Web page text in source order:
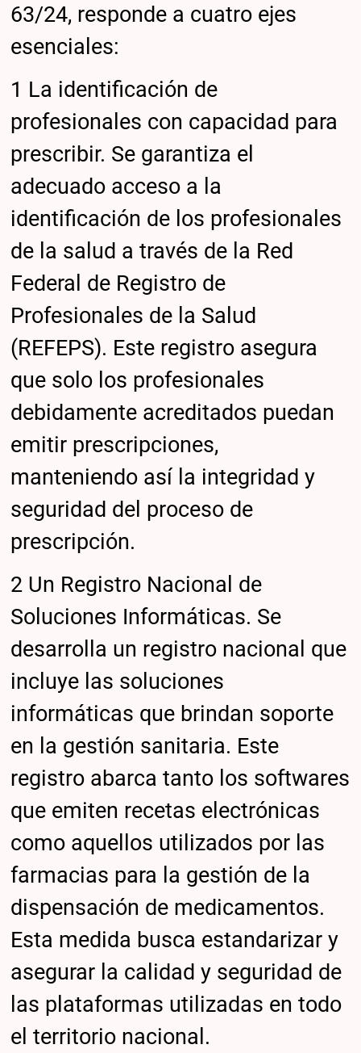
63/24, responde a cuatro ejes
esenciales:
1 La identificación de
profesionales con capacidad para
prescribir. Se garantiza el
adecuado acceso a la
identificación de los profesionales
de la salud a través de la Red
Federal de Registro de
Profesionales de la Salud
(REFEPS). Este registro asegura
que solo los profesionales
debidamente acreditados puedan
emitir prescripciones,
manteniendo así la integridad y
seguridad del proceso de
prescripción.
2 Un Registro Nacional de
Soluciones Informáticas. Se
desarrolla un registro nacional que
incluye las soluciones
informáticas que brindan soporte
en la gestión sanitaria. Este
registro abarca tanto los softwares
que emiten recetas electrónicas
como aquellos utilizados por las
farmacias para la gestión de la
dispensación de medicamentos.
Esta medida busca estandarizar y
asegurar la calidad y seguridad de
las plataformas utilizadas en todo
el territorio nacional.